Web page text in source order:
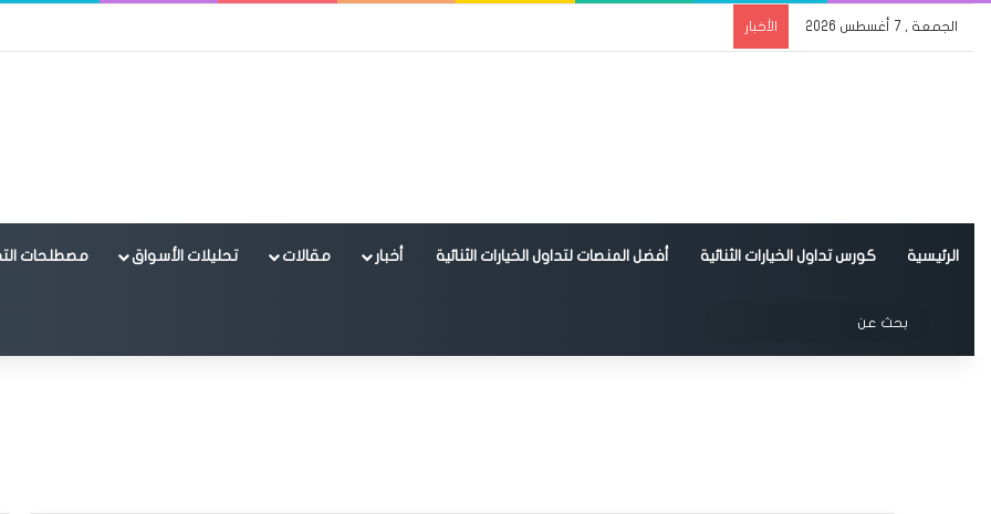
الجمعة , 7 أغسطس 2026 الأخبار
الرئيسية كورس تداول الخيارات الثنائية أفضل المنصات لتداول الخيارات الثنائية أخبار مقالات تحليلات الأسواق مصطلحات
الوضع المظلم
عن